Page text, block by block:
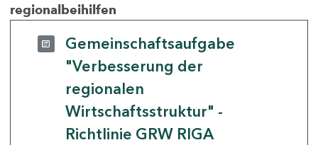
regionalbeihilfen
Gemeinschaftsaufgabe
"Verbesserung der
regionalen
Wirtschaftsstruktur" -
Richtlinie GRW RIGA